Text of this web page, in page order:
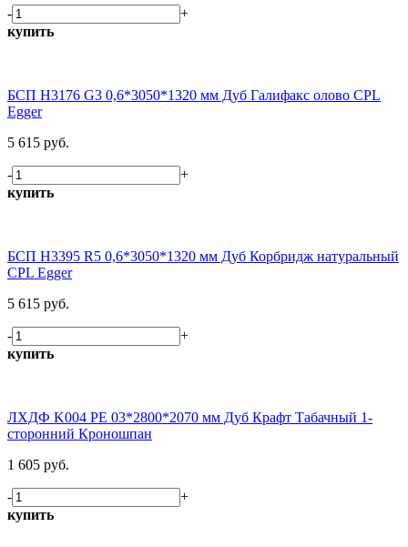
-
+
купить
БСП H3176 G3 0,6*3050*1320 мм Дуб Галифакс олово CPL
Egger
5 615 руб.
-
+
купить
БСП H3395 R5 0,6*3050*1320 мм Дуб Корбридж натуральный
CPL Egger
5 615 руб.
-
+
купить
ЛХДФ K004 PE 03*2800*2070 мм Дуб Крафт Табачный 1-
сторонний Кроношпан
1 605 руб.
-
+
купить